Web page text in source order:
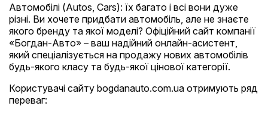
Автомобілі (Autos, Cars): їх багато і всі вони дуже
різні. Ви хочете придбати автомобіль, але не знаєте
якого бренду та якої моделі? Офіційний сайт компанії
«Богдан-Авто» – ваш надійний онлайн-асистент,
який спеціалізується на продажу нових автомобілів
будь-якого класу та будь-якої цінової категорії.
Користувачі сайту bogdanauto.com.ua отримують ряд
переваг: